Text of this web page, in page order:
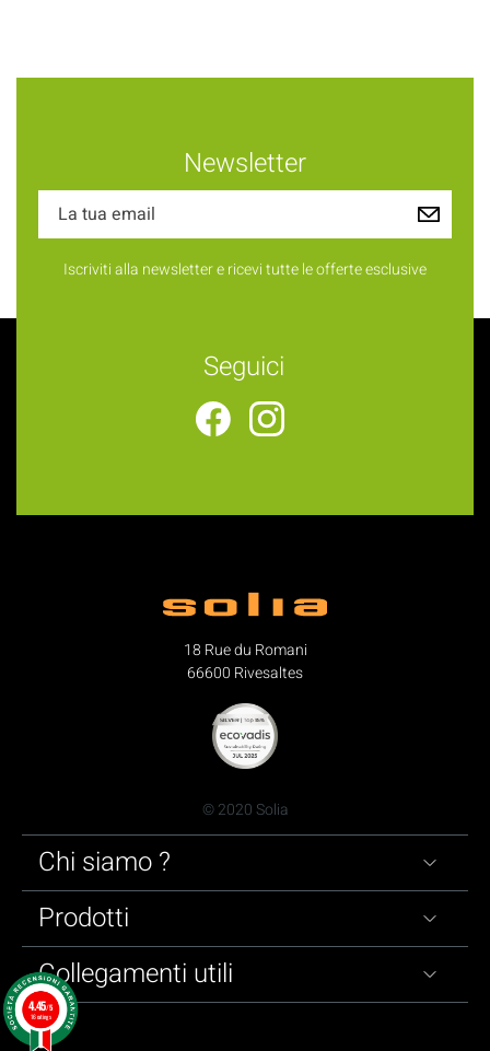
Newsletter
Iscriviti alla newsletter e ricevi tutte le offerte esclusive
Seguici
18 Rue du Romani
66600 Rivesaltes
© 2020 Solia
Chi siamo ?
Prodotti
Collegamenti utili
4.45/5
16 ratings